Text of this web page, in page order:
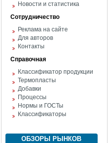
Новости и статистика
Сотрудничество
Реклама на сайте
Для авторов
Контакты
Справочная
Классификатор продукции
Термопласты
Добавки
Процессы
Нормы и ГОСТы
Классификаторы
ОБЗОРЫ РЫНКОВ